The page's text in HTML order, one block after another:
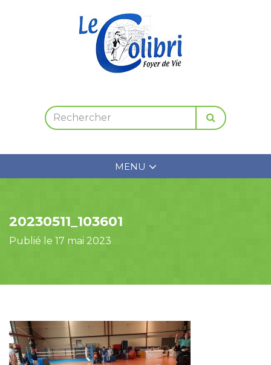
MENU
20230511_103601
Publié le 17 mai 2023